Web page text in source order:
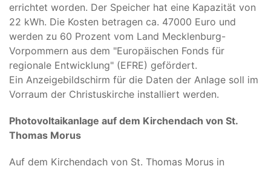
errichtet worden. Der Speicher hat eine Kapazität von
22 kWh. Die Kosten betragen ca. 47000 Euro und
werden zu 60 Prozent vom Land Mecklenburg-
Vorpommern aus dem "Europäischen Fonds für
regionale Entwicklung" (EFRE) gefördert.
Ein Anzeigebildschirm für die Daten der Anlage soll im
Vorraum der Christuskirche installiert werden.
Photovoltaikanlage auf dem Kirchendach von St.
Thomas Morus
Auf dem Kirchendach von St. Thomas Morus in